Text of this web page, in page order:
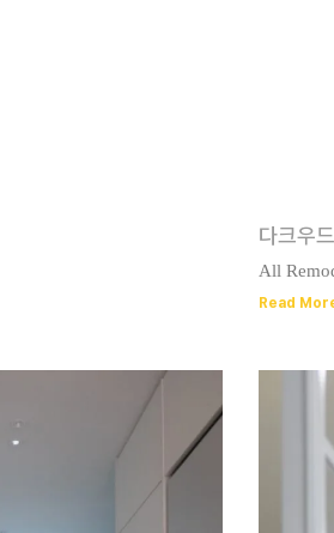
다크우
All
Read